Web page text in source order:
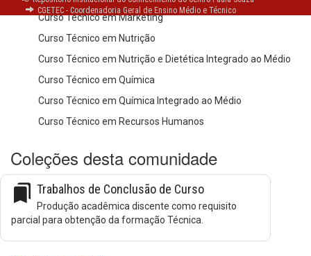
CGETEC - Coordenadoria Geral de Ensino Médio e Técnico
Curso Técnico em Marketing
Curso Técnico em Nutrição
Curso Técnico em Nutrição e Dietética Integrado ao Médio
Curso Técnico em Química
Curso Técnico em Química Integrado ao Médio
Curso Técnico em Recursos Humanos
Coleções desta comunidade
bookmarks Trabalhos de Conclusão de Curso
Produção acadêmica discente como requisito
parcial para obtenção da formação Técnica.